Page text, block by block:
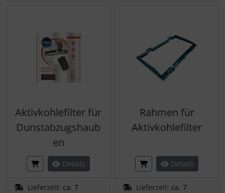
Aktivkohlefilter für
Dunstabzugshaub
en
Details
Lieferzeit: ca. 7
Rahmen für
Aktivkohlefilter
Details
Lieferzeit: ca. 7